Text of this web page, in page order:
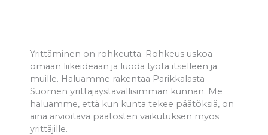
Yrittäminen on rohkeutta. Rohkeus uskoa
omaan liikeideaan ja luoda työtä itselleen ja
muille. Haluamme rakentaa Parikkalasta
Suomen yrittäjäystävällisimmän kunnan. Me
haluamme, että kun kunta tekee päätöksiä, on
aina arvioitava päätösten vaikutuksen myös
yrittäjille.